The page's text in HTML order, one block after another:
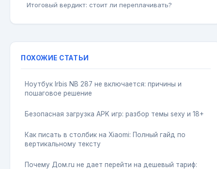
Итоговый вердикт: стоит ли переплачивать?
ПОХОЖИЕ СТАТЬИ
Ноутбук Irbis NB 287 не включается: причины и
пошаговое решение
Безопасная загрузка APK игр: разбор темы sexy и 18+
Как писать в столбик на Xiaomi: Полный гайд по
вертикальному тексту
Почему Дом.ru не дает перейти на дешевый тариф: